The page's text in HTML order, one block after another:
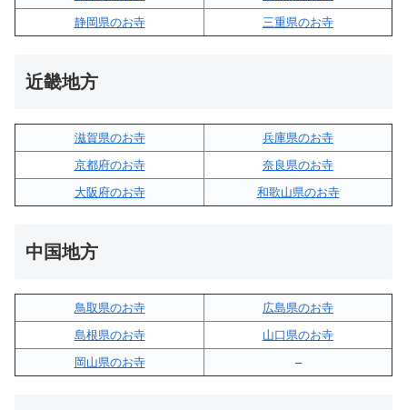
静岡県のお寺
三重県のお寺
近畿地方
滋賀県のお寺
兵庫県のお寺
京都府のお寺
奈良県のお寺
大阪府のお寺
和歌山県のお寺
中国地方
鳥取県のお寺
広島県のお寺
島根県のお寺
山口県のお寺
岡山県のお寺
–